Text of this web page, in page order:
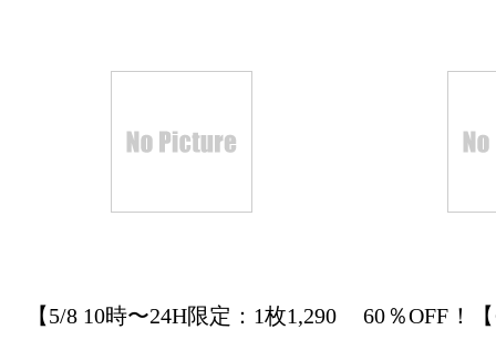
【5/8 10時〜24H限定：1枚1,290 60％OFF！